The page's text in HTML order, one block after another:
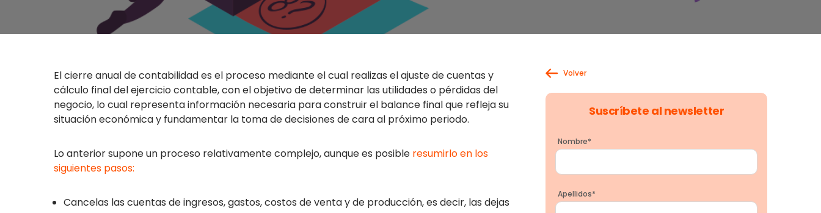
El cierre anual de contabilidad es el proceso mediante el cual realizas el ajuste de cuentas y
cálculo final del ejercicio contable, con el objetivo de determinar las utilidades o pérdidas del
negocio, lo cual representa información necesaria para construir el balance final que refleja su
situación económica y fundamentar la toma de decisiones de cara al próximo periodo.
Lo anterior supone un proceso relativamente complejo, aunque es posible resumirlo en los
siguientes pasos:
Cancelas las cuentas de ingresos, gastos, costos de venta y de producción, es decir, las dejas
Volver
Suscríbete al newsletter
Nombre*
Apellidos*